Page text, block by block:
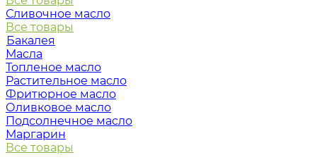
Сливочное масло
Все товары
Бакалея
Масла
Топленое масло
Растительное масло
Фритюрное масло
Оливковое масло
Подсолнечное масло
Маргарин
Все товары